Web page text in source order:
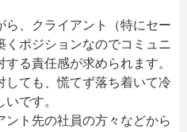
ら、クライアント（特にセー
くポジションなのでコミュニ
る責任感が求められます。
しても、慌てず落ち着いて冷
です。
ント先の社員の方々などから